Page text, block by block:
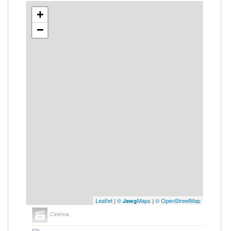
+
−
Leaflet | © JawgMaps | © OpenStreetMap
Cinéma